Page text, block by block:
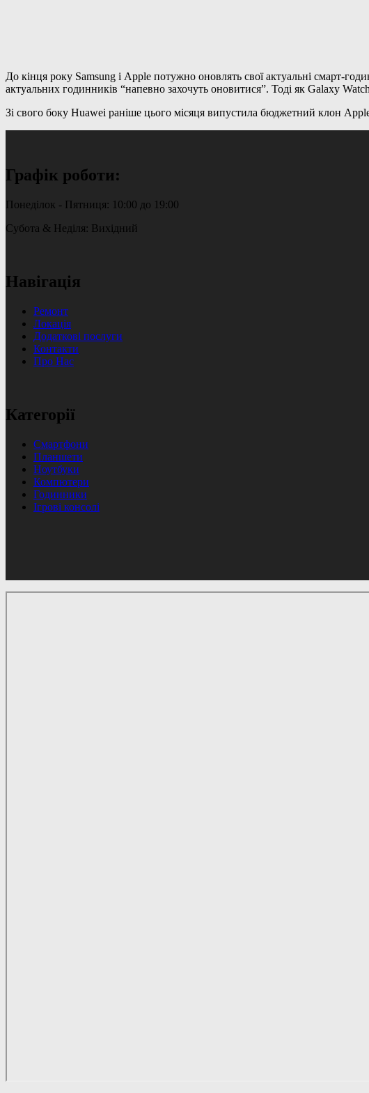
До кінця року Samsung і Apple потужно оновлять свої актуальні смарт-
актуальних годинників “напевно захочуть оновитися”. Тоді як Galaxy
Зі свого боку Huawei раніше цього місяця випустила бюджетний клон
Графік роботи:
Понеділок - Пятниця: 10:00 до 19:00
Субота & Неділя: Вихідний
Навігація
Ремонт
Локація
Додаткові послуги
Контакти
Про Нас
Категорії
Смартфони
Планшети
Ноутбуки
Компютери
Годинники
Ігрові консолі